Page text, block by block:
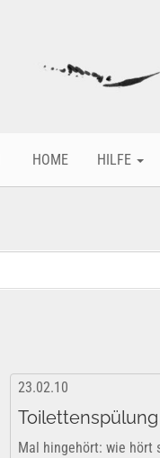
HOME HILFE
23.02.10
Toilettenspülung
Mal hingehört: wie hört